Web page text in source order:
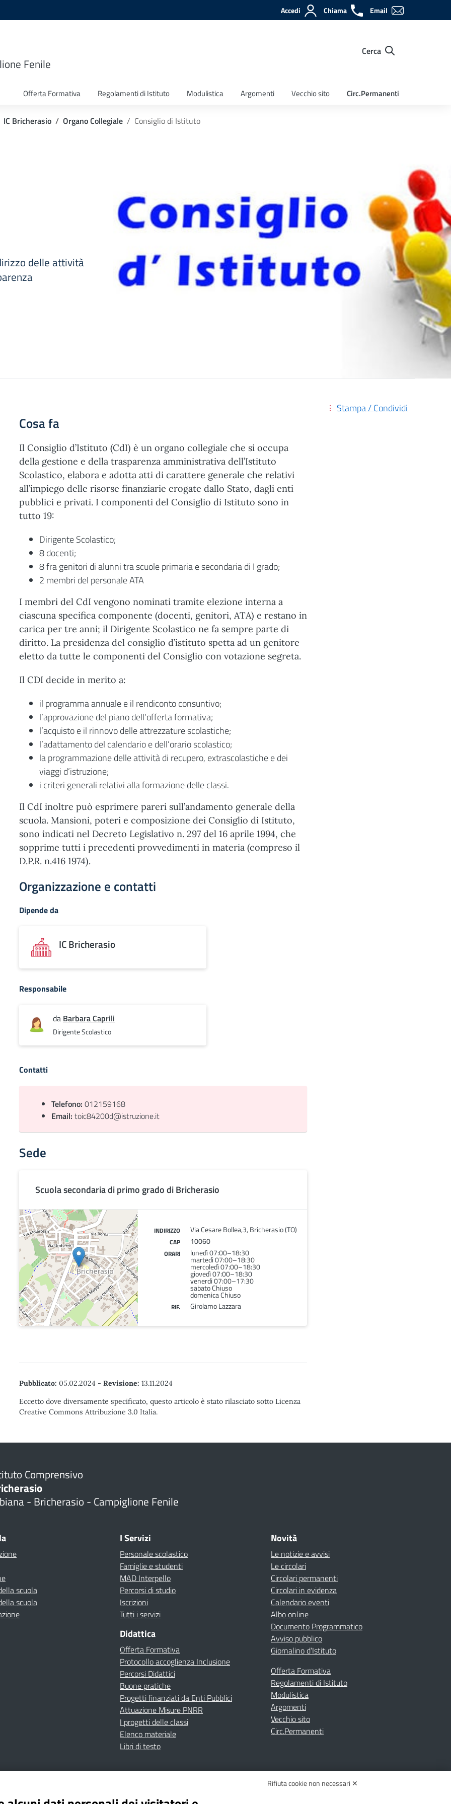
Accedi Chiama Email
Fenile
Cerca
Offerta Formativa Regolamenti di Istituto Modulistica Argomenti Vecchio sito Circ.Permanenti
IC Bricherasio Organo Collegiale Consiglio di Istituto
delle attività
Stampa / Condividi
Cosa fa
Il Consiglio d’Istituto (CdI) è un organo collegiale che si occupa
della gestione e della trasparenza amministrativa dell’Istituto
Scolastico, elabora e adotta atti di carattere generale che relativi
all’impiego delle risorse finanziarie erogate dallo Stato, dagli enti
pubblici e privati. I componenti del Consiglio di Istituto sono in
tutto 19:
Dirigente Scolastico;
8 docenti;
8 fra genitori di alunni tra scuole primaria e secondaria di I grado;
2 membri del personale ATA
I membri del CdI vengono nominati tramite elezione interna a
ciascuna specifica componente (docenti, genitori, ATA) e restano in
carica per tre anni; il Dirigente Scolastico ne fa sempre parte di
diritto. La presidenza del consiglio d’istituto spetta ad un genitore
eletto da tutte le componenti del Consiglio con votazione segreta.
Il CDI decide in merito a:
il programma annuale e il rendiconto consuntivo;
l’approvazione del piano dell’offerta formativa;
l’acquisto e il rinnovo delle attrezzature scolastiche;
l’adattamento del calendario e dell’orario scolastico;
la programmazione delle attività di recupero, extrascolastiche e dei
viaggi d’istruzione;
i criteri generali relativi alla formazione delle classi.
Il CdI inoltre può esprimere pareri sull’andamento generale della
scuola. Mansioni, poteri e composizione dei Consiglio di Istituto,
sono indicati nel Decreto Legislativo n. 297 del 16 aprile 1994, che
sopprime tutti i precedenti provvedimenti in materia (compreso il
D.P.R. n.416 1974).
Organizzazione e contatti
Dipende da
IC Bricherasio
Responsabile
da Barbara Caprili
Dirigente Scolastico
Contatti
Telefono: 012159168
Email: toic84200d@istruzione.it
Sede
Scuola secondaria di primo grado di Bricherasio
INDIRIZZO Via Cesare Bollea,3, Bricherasio (TO)
CAP 10060
ORARI lunedì 07:00–18:30
martedì 07:00–18:30
mercoledì 07:00–18:30
giovedì 07:00–18:30
venerdì 07:00–17:30
sabato Chiuso
domenica Chiuso
RIF. Girolamo Lazzara
Pubblicato: 05.02.2024 - Revisione: 13.11.2024
Eccetto dove diversamente specificato, questo articolo è stato rilasciato sotto Licenza
Creative Commons Attribuzione 3.0 Italia.
Comprensivo
- Bricherasio - Campiglione Fenile
scuola
scuola
I Servizi
Personale scolastico
Famiglie e studenti
MAD Interpello
Percorsi di studio
Iscrizioni
Tutti i servizi
Didattica
Offerta Formativa
Protocollo accoglienza Inclusione
Percorsi Didattici
Buone pratiche
Progetti finanziati da Enti Pubblici
Attuazione Misure PNRR
I progetti delle classi
Elenco materiale
Libri di testo
Novità
Le notizie e avvisi
Le circolari
Circolari permanenti
Circolari in evidenza
Calendario eventi
Albo online
Documento Programmatico
Avviso pubblico
Giornalino d’Istituto
Offerta Formativa
Regolamenti di Istituto
Modulistica
Argomenti
Vecchio sito
Circ.Permanenti
Dichiarazione di accessibilitàContattiNote Legali
Rifiuta cookie non necessari ✕